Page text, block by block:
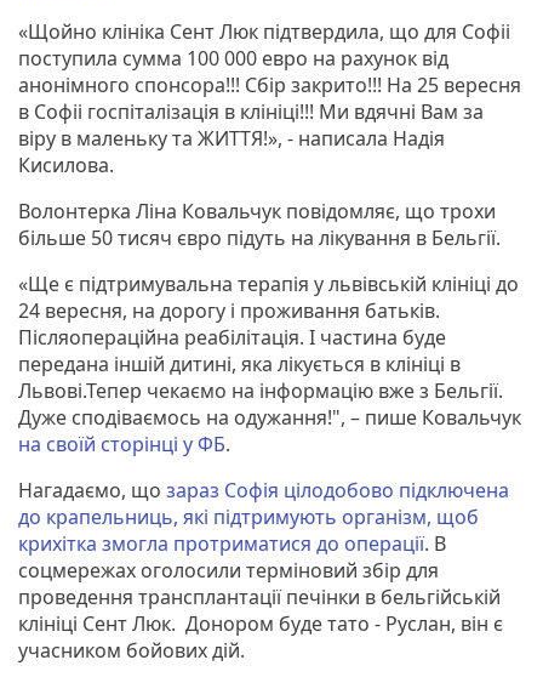
«Щойно клініка Сент Люк підтвердила, що для Софіі
поступила сумма 100 000 евро на рахунок від
анонімного спонсора!!! Сбір закрито!!! На 25 вересня
в Софіі госпіталізація в клініці!!! Ми вдячні Вам за
віру в маленьку та ЖИТТЯ!», - написала Надія
Кисилова.
Волонтерка Ліна Ковальчук повідомляє, що трохи
більше 50 тисяч євро підуть на лікування в Бельгії.
«Ще є підтримувальна терапія у львівській клініці до
24 вересня, на дорогу і проживання батьків.
Післяопераційна реабілітація. І частина буде
передана іншій дитині, яка лікується в клініці в
Львові.Тепер чекаємо на інформацію вже з Бельгії.
Дуже сподіваємось на одужання!", – пише Ковальчук
на своїй сторінці у ФБ.
Нагадаємо, що зараз Софія цілодобово підключена
до крапельниць, які підтримують організм, щоб
крихітка змогла протриматися до операції. В
соцмережах оголосили терміновий збір для
проведення трансплантації печінки в бельгійській
клініці Сент Люк. Донором буде тато - Руслан, він є
учасником бойових дій.